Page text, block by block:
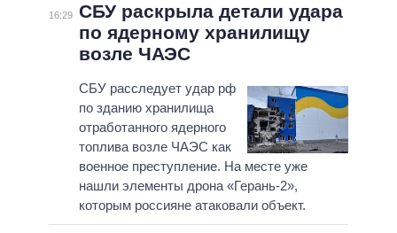
16:29 СБУ раскрыла детали удара
по ядерному хранилищу
возле ЧАЭС
СБУ расследует удар рф
по зданию хранилища
отработанного ядерного
топлива возле ЧАЭС как
военное преступление. На месте уже
нашли элементы дрона «Герань-2»,
которым россияне атаковали объект.